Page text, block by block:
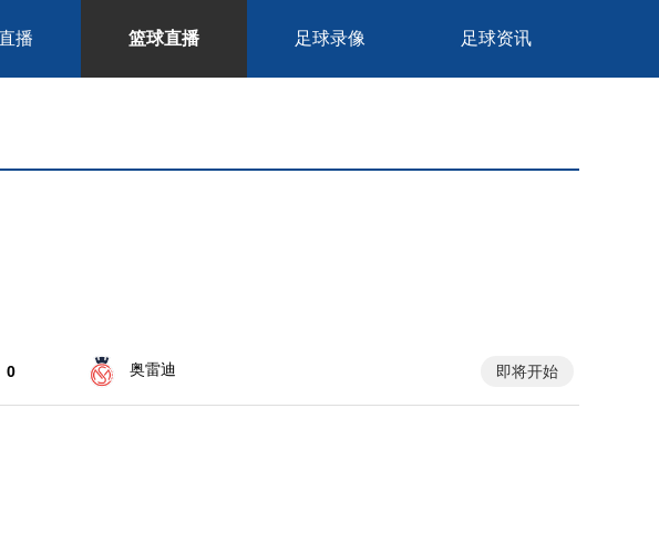
播 篮球直播 足球录像 足球资讯
0 奥雷迪 即将开始